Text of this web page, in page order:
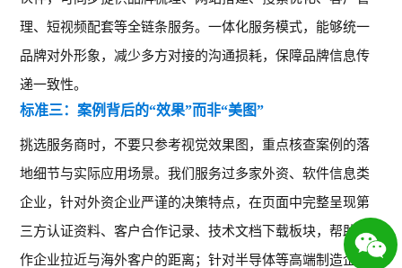
理、短视频配套等全链条服务。一体化服务模式，能够统一
品牌对外形象，减少多方对接的沟通损耗，保障品牌信息传
递一致性。
标准三：案例背后的“效果”而非“美图”
挑选服务商时，不要只参考视觉效果图，重点核查案例的落
地细节与实际应用场景。我们服务过多家外资、软件信息类
企业，针对外资企业严谨的决策特点，在页面中完整呈现第
三方认证资料、客户合作记录、技术文档下载板块，帮助合
作企业拉近与海外客户的距离；针对半导体等高端制造企